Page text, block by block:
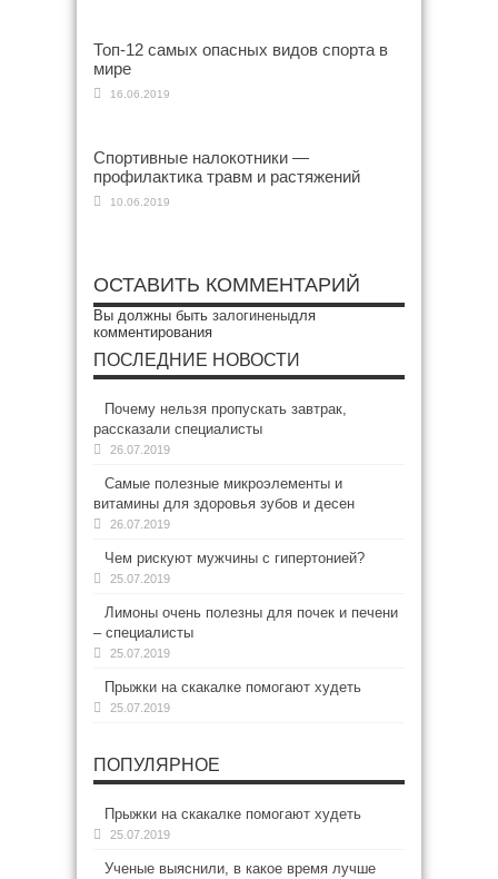
Топ-12 самых опасных видов спорта в
мире
16.06.2019
Спортивные налокотники —
профилактика травм и растяжений
10.06.2019
ОСТАВИТЬ КОММЕНТАРИЙ
Вы должны быть залогиненыдля
комментирования
ПОСЛЕДНИЕ НОВОСТИ
Почему нельзя пропускать завтрак,
рассказали специалисты
26.07.2019
Самые полезные микроэлементы и
витамины для здоровья зубов и десен
26.07.2019
Чем рискуют мужчины с гипертонией?
25.07.2019
Лимоны очень полезны для почек и печени
– специалисты
25.07.2019
Прыжки на скакалке помогают худеть
25.07.2019
ПОПУЛЯРНОЕ
Прыжки на скакалке помогают худеть
25.07.2019
Ученые выяснили, в какое время лучше